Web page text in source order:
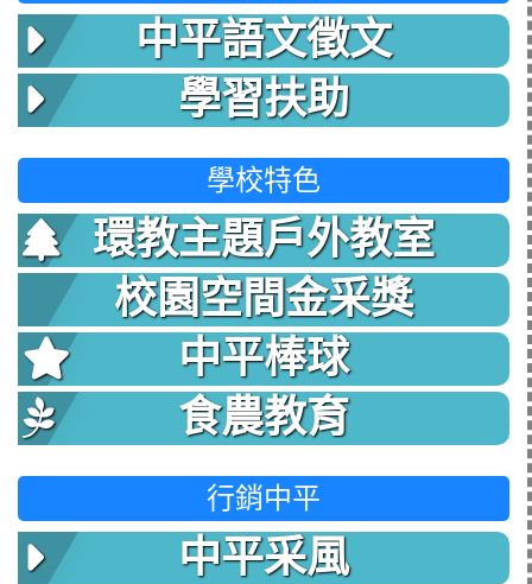
中平語文徵文
學習扶助
學校特色
環教主題戶外教室
校園空間金采獎
中平棒球
食農教育
行銷中平
中平采風